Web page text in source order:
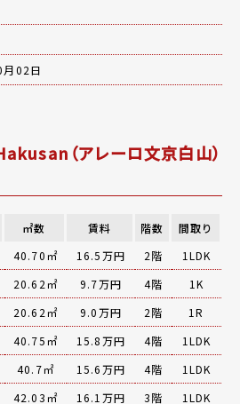
02日
（アレーロ文京白山）
㎡数 賃料 階数
間取り
40.70㎡ 16.5万円 2階
1LDK
20.62㎡ 9.7万円 4階
1K
20.62㎡ 9.0万円 2階
1R
40.75㎡ 15.8万円 4階
1LDK
40.7㎡ 15.6万円 4階
1LDK
42.03㎡ 16.1万円 3階 1LDK